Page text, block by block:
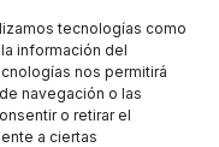
tecnologías como
información del
nos permitirá
navegación o las
o retirar el
a ciertas